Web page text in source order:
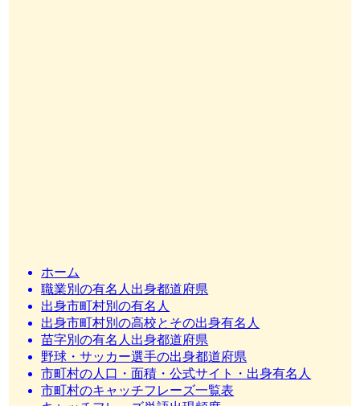
ホーム
職業別の有名人出身都道府県
出身市町村別の有名人
出身市町村別の高校とその出身有名人
苗字別の有名人出身都道府県
野球・サッカー選手の出身都道府県
市町村の人口・面積・公式サイト・出身有名人
市町村のキャッチフレーズ一覧表